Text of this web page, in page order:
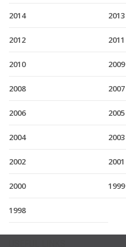
2014 2013
2012 2011
2010 2009
2008 2007
2006 2005
2004 2003
2002 2001
2000 1999
1998